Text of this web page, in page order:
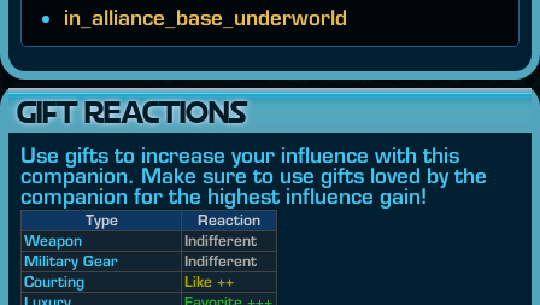
in_alliance_base_underworld
GIFT REACTIONS
Use gifts to increase your influence with this
companion. Make sure to use gifts loved by the
companion for the highest influence gain!
Type
Reaction
Weapon
Indifferent
Military Gear
Indifferent
Courting
Like ++